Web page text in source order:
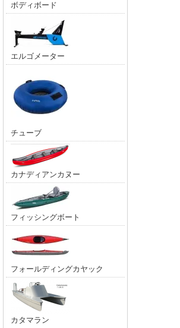
ボディボード
エルゴメーター
チューブ
カナディアンカヌー
フィッシングボート
フォールディングカヤック
カタマラン